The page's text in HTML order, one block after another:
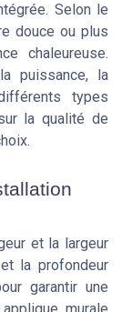
Selon le
douce ou plus
chaleureuse.
puissance, la
types
la qualité de
et la largeur
la profondeur
garantir une